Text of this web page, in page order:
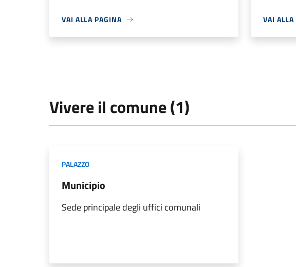
VAI ALLA PAGINA VAI
Vivere il comune (1)
PALAZZO
Municipio
Sede principale degli uffici comunali